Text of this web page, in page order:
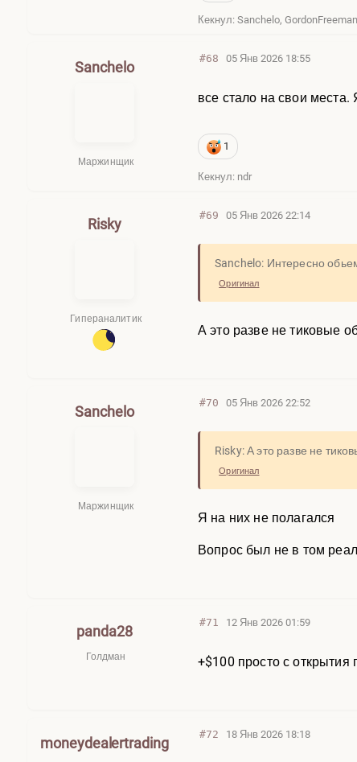
Кекнул: Sanchelo, GordonFreeman
Sanchelo
Маржинщик
#68 05 Янв 2026 18:55
все стало на свои
1
Кекнул: ndr
Risky
Гипераналитик
#69 05 Янв 2026 22:14
Sanchelo: Интересно
Оригинал
А это разве не тиковые
Sanchelo
Маржинщик
#70 05 Янв 2026 22:52
Risky: А это разве не
Оригинал
Я на них не полагался
Вопрос был не в том
panda28
Голдман
#71 12 Янв 2026 01:59
+$100 просто с открытия
moneydealertrading
#72 18 Янв 2026 18:18